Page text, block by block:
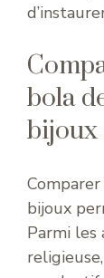
bola
bijoux
bijoux
Parmi les